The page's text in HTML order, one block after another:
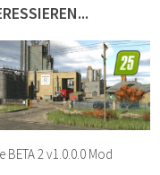
BETA 2 v1.0.0.0 Mod